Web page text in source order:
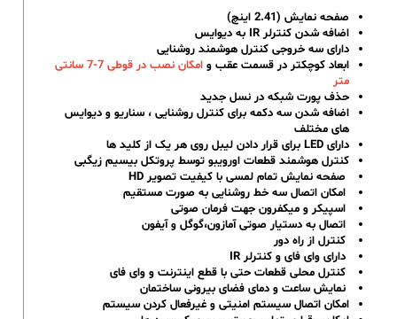
صفحه نمایش (2.41 اینچ)
اضافه شدن کنترلر IR به دیوایس
دارای سه خروجی کنترل هوشمند روشنایی
ابعاد کوچکتر در قسمت عقب و
امکان نصب در قوطی 7-7 سانتی
متر
حذف پورت شبکه در نسل جدید
اضافه شدن سه دکمه برای کنترل روشنایی ، سناریو و دیوایس
های مختلف
دارای LED برای قرار دادن لیبل روی هر یک از کلید ها
کنترل هوشمند قطعات اورویبو توسط پروتکل بیسیم زیگبی
صفحه نمایش تمام لمسی با کیفیت تصویر HD
امکان اتصال سه خط روشنایی به صورت مستقیم
اسپیکر و میکفرون جهت فرمان صوتی
اتصال به دستیار صوتی آمازون،گوگل و آیفون
کنترل از راه دور
دارای وای فای و کنترلر IR
کنترل محلی قطعات حتی با قطع اینترنت و وای فای
نمایش ساعت و دمای فضای بیرونی ساختمان
امکان اتصال سیستم امنیتی و غیرفعال کردن سیستم